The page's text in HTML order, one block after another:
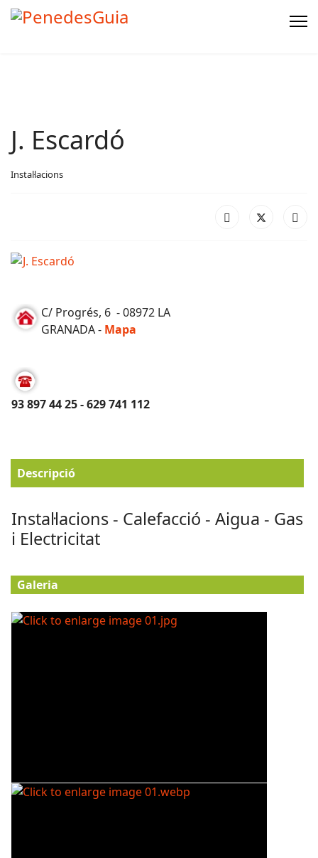
J. Escardó
Instal·lacions
C/ Progrés, 6 - 08972 LA
GRANADA - Mapa
93 897 44 25 - 629 741 112
Descripció
Instal·lacions - Calefacció - Aigua - Gas
i Electricitat
Galeria